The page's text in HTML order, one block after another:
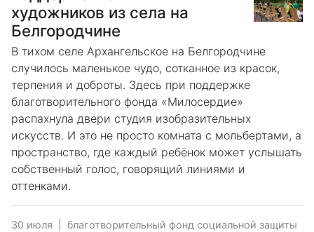
художников из села на
Белгородчине
В тихом селе Архангельское на Белгородчине
случилось маленькое чудо, сотканное из красок,
терпения и доброты. Здесь при поддержке
благотворительного фонда «Милосердие»
распахнула двери студия изобразительных
искусств. И это не просто комната с мольбертами, а
пространство, где каждый ребёнок может услышать
собственный голос, говорящий линиями и
оттенками.
30 июля
благотворительный фонд социальной защиты